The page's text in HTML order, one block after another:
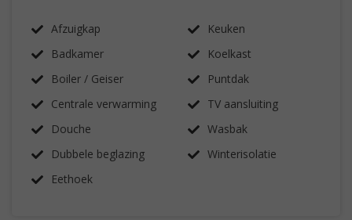
Afzuigkap
Badkamer
Boiler / Geiser
Centrale verwarming
Douche
Dubbele beglazing
Eethoek
Keuken
Koelkast
Puntdak
TV aansluiting
Wasbak
Winterisolatie